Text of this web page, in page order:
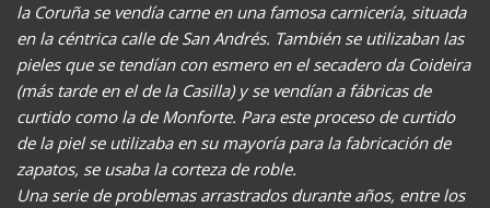
la Coruña se vendía carne en una famosa carnicería, situada
en la céntrica calle de San Andrés. También se utilizaban las
pieles que se tendían con esmero en el secadero da Coideira
(más tarde en el de la Casilla) y se vendían a fábricas de
curtido como la de Monforte. Para este proceso de curtido
de la piel se utilizaba en su mayoría para la fabricación de
zapatos, se usaba la corteza de roble.
Una serie de problemas arrastrados durante años, entre los